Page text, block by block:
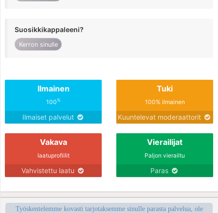
Suosikkikappaleeni?
Kerron sinulle
Ilmainen
100%
Ilmaiset palvelut
Tuki
100% ilmainen
Kuuntelevat moderaattorit
Vakava
laatuprofiilit
Vahvistettu laatu
Vierailijat
Paljon vierailtu
Paras
Työskentelemme kovasti tarjotaksemme sinulle parasta palvelua, ole